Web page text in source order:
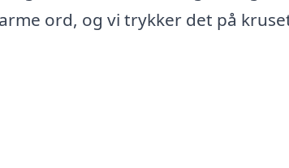
ord, og vi trykker det på